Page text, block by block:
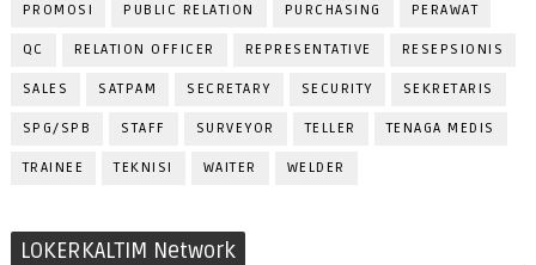
PROMOSI PUBLIC RELATION PURCHASING PERAWAT
QC RELATION OFFICER REPRESENTATIVE RESEPSIONIS
SALES SATPAM SECRETARY SECURITY SEKRETARIS
SPG/SPB STAFF SURVEYOR TELLER TENAGA MEDIS
TRAINEE TEKNISI WAITER WELDER
LOKERKALTIM Network